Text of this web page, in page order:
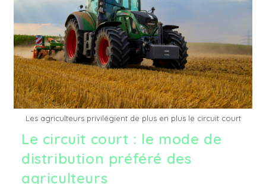
Façons
De
Les
Découvrir
Les agriculteurs privilégient de plus en plus le circuit court
Le circuit court : le mode de
distribution préféré des
agriculteurs